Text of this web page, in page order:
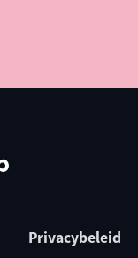
Privacybeleid